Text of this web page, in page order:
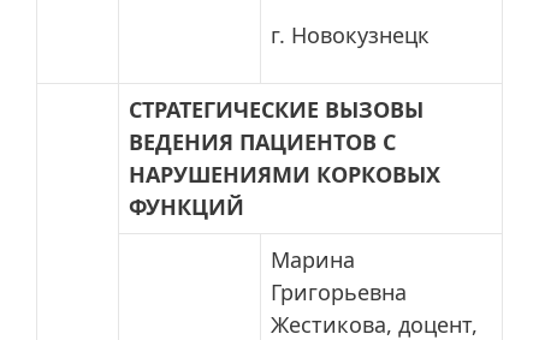
г. Новокузнецк
СТРАТЕГИЧЕСКИЕ ВЫЗОВЫ
ВЕДЕНИЯ ПАЦИЕНТОВ С
НАРУШЕНИЯМИ КОРКОВЫХ
ФУНКЦИЙ
Марина
Григорьевна
Жестикова, доцент,